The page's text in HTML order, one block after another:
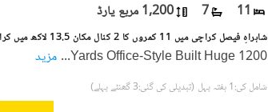
11
7 1,200 مربع یارڈ
1200 Yards Office-Style Built Huge
... مزید
شامل کی:1 ہفتہ پہل (تبدیلی کی گئی:3 گھنٹے پہلے)